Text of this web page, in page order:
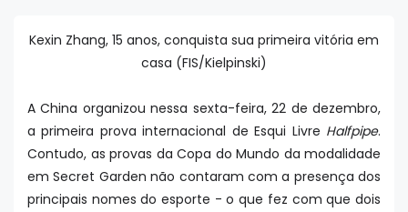
Kexin Zhang, 15 anos, conquista sua primeira vitória em
casa (FIS/Kielpinski)
A China organizou nessa sexta-feira, 22 de dezembro,
a primeira prova internacional de Esqui Livre Halfpipe.
Contudo, as provas da Copa do Mundo da modalidade
em Secret Garden não contaram com a presença dos
principais nomes do esporte - o que fez com que dois